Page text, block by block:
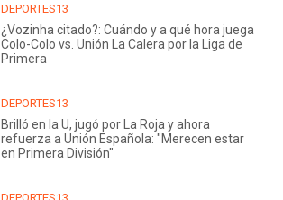
DEPORTES13
¿Vozinha citado?: Cuándo y a qué hora juega
Colo-Colo vs. Unión La Calera por la Liga de
Primera
DEPORTES13
Brilló en la U, jugó por La Roja y ahora
refuerza a Unión Española: "Merecen estar
en Primera División"